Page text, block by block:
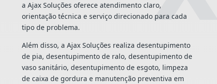
a Ajax Soluções oferece atendimento claro,
orientação técnica e serviço direcionado para cada
tipo de problema.
Além disso, a Ajax Soluções realiza desentupimento
de pia, desentupimento de ralo, desentupimento de
vaso sanitário, desentupimento de esgoto, limpeza
de caixa de gordura e manutenção preventiva em